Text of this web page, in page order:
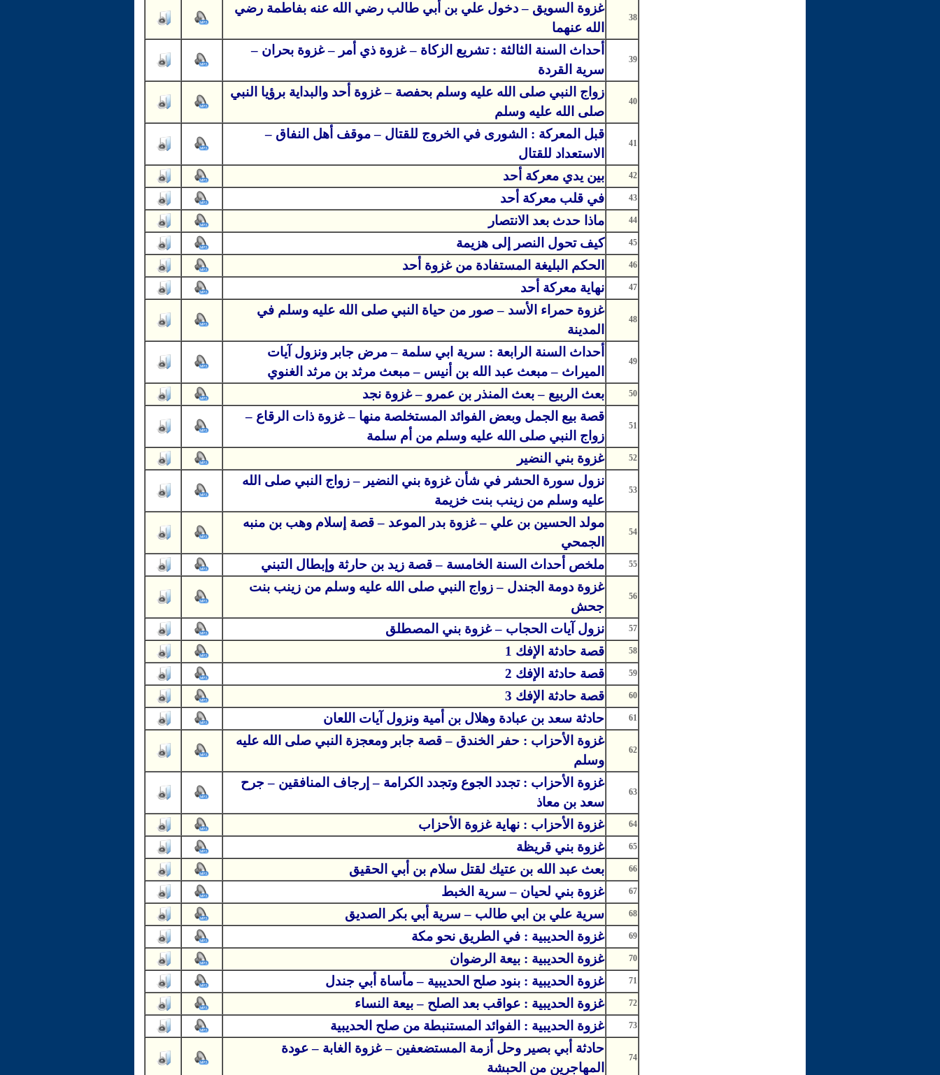
38
غزوة السويق – دخول علي بن أبي طالب رضي الله عنه بفاطمة رضي
الله عنهما
39
أحداث السنة الثالثة : تشريع الزكاة – غزوة ذي أمر – غزوة بحران –
سرية القردة
40
زواج النبي صلى الله عليه وسلم بحفصة – غزوة أحد والبداية برؤيا النبي
صلى الله عليه وسلم
41
قبل المعركة : الشورى في الخروج للقتال – موقف أهل النفاق –
الاستعداد للقتال
42 بين يدي معركة أحد
43 في قلب معركة أحد
44 ماذا حدث بعد الانتصار
45 كيف تحول النصر إلى هزيمة
46 الحكم البليغة المستفادة من غزوة أحد
47 نهاية معركة أحد
48
غزوة حمراء الأسد – صور من حياة النبي صلى الله عليه وسلم في
المدينة
49
أحداث السنة الرابعة : سرية ابي سلمة – مرض جابر ونزول آيات
الميراث – مبعث عبد الله بن أنيس – مبعث مرثد بن مرثد الغنوي
50 بعث الربيع – بعث المنذر بن عمرو – غزوة نجد
51
قصة بيع الجمل وبعض الفوائد المستخلصة منها – غزوة ذات الرقاع –
زواج النبي صلى الله عليه وسلم من أم سلمة
52 غزوة بني النضير
53
نزول سورة الحشر في شأن غزوة بني النضير – زواج النبي صلى الله
عليه وسلم من زينب بنت خزيمة
54
مولد الحسين بن علي – غزوة بدر الموعد – قصة إسلام وهب بن منبه
الجمحي
55 ملخص أحداث السنة الخامسة – قصة زيد بن حارثة وإبطال التبني
56
غزوة دومة الجندل – زواج النبي صلى الله عليه وسلم من زينب بنت
جحش
57 نزول آيات الحجاب – غزوة بني المصطلق
58 قصة حادثة الإفك 1
59 قصة حادثة الإفك 2
60 قصة حادثة الإفك 3
61 حادثة سعد بن عبادة وهلال بن أمية ونزول آيات اللعان
62
غزوة الأحزاب : حفر الخندق – قصة جابر ومعجزة النبي صلى الله عليه
وسلم
63
غزوة الأحزاب : تجدد الجوع وتجدد الكرامة – إرجاف المنافقين – جرح
سعد بن معاذ
64 غزوة الأحزاب : نهاية غزوة الأحزاب
65 غزوة بني قريظة
66 بعث عبد الله بن عتيك لقتل سلام بن أبي الحقيق
67 غزوة بني لحيان – سرية الخبط
68 سرية علي بن ابي طالب – سرية أبي بكر الصديق
69 غزوة الحديبية : في الطريق نحو مكة
70 غزوة الحديبية : بيعة الرضوان
71 غزوة الحديبية : بنود صلح الحديبية – مأساة أبي جندل
72 غزوة الحديبية : عواقب بعد الصلح – بيعة النساء
73 غزوة الحديبية : الفوائد المستنبطة من صلح الحديبية
74
حادثة أبي بصير وحل أزمة المستضعفين – غزوة الغابة – عودة
المهاجرين من الحبشة